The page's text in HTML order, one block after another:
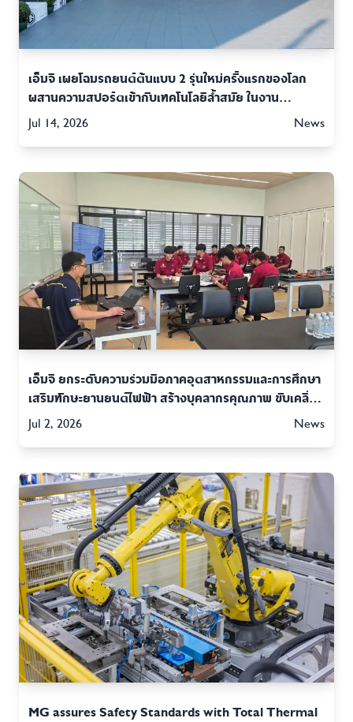
เอ็มจี เผยโฉมรถยนต์ต้นแบบ 2 รุ่นใหม่ครั้งแรกของโลก
ผสานความสปอร์ตเข้ากับเทคโนโลยีล้ำสมัย ในงาน
GOODWOOD FESTIVAL OF SPEED 2026
Jul 14, 2026 News
เอ็มจี ยกระดับความร่วมมือภาคอุตสาหกรรมและการศึกษา
เสริมทักษะยานยนต์ไฟฟ้า สร้างบุคลากรคุณภาพ ขับเคลื่อน
อนาคตอุตสาหกรรมยานยนต์ไทย
Jul 2, 2026 News
MG assures Safety Standards with Total Thermal